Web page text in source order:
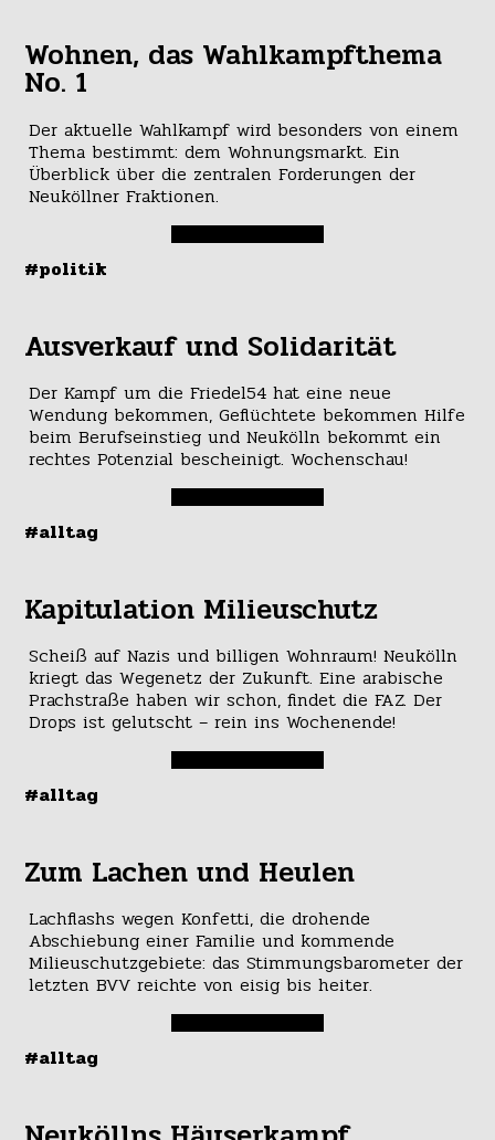
Wohnen, das Wahlkampfthema
No. 1
Der aktuelle Wahlkampf wird besonders von einem
Thema bestimmt: dem Wohnungsmarkt. Ein
Überblick über die zentralen Forderungen der
Neuköllner Fraktionen.
#politik
Ausverkauf und Solidarität
Der Kampf um die Friedel54 hat eine neue
Wendung bekommen, Geflüchtete bekommen Hilfe
beim Berufseinstieg und Neukölln bekommt ein
rechtes Potenzial bescheinigt. Wochenschau!
#alltag
Kapitulation Milieuschutz
Scheiß auf Nazis und billigen Wohnraum! Neukölln
kriegt das Wegenetz der Zukunft. Eine arabische
Prachstraße haben wir schon, findet die FAZ. Der
Drops ist gelutscht – rein ins Wochenende!
#alltag
Zum Lachen und Heulen
Lachflashs wegen Konfetti, die drohende
Abschiebung einer Familie und kommende
Milieuschutzgebiete: das Stimmungsbarometer der
letzten BVV reichte von eisig bis heiter.
#alltag